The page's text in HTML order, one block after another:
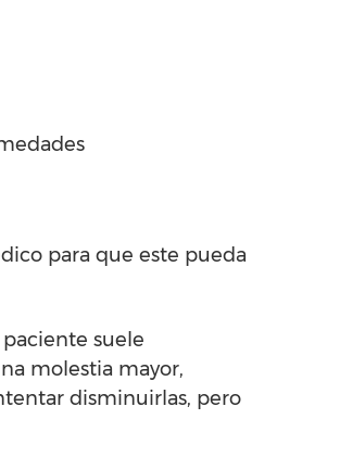
para que este pueda
suele
molestia mayor,
disminuirlas, pero